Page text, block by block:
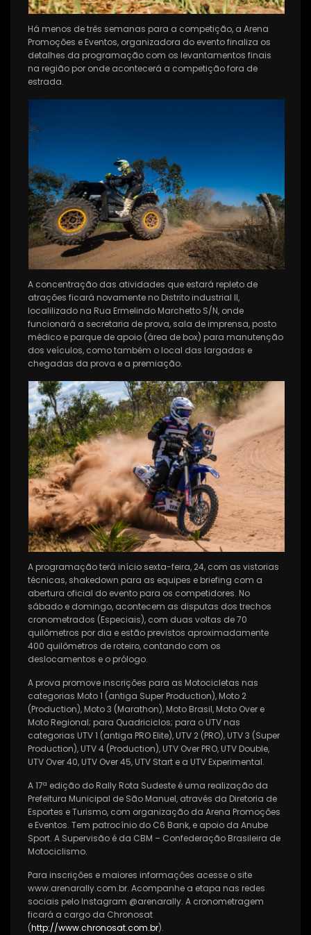
Há menos de três semanas para a competição, a Arena
Promoções e Eventos, organizadora do evento finaliza os
detalhes da programação com os levantamentos finais
na região por onde acontecerá a competição fora de
estrada.
A concentração das atividades que estará repleto de
atrações ficará novamente no Distrito industrial II,
localilizado na Rua Ermelindo Marchetto S/N, onde
funcionará a secretaria de prova, sala de imprensa, posto
médico e parque de apoio (área de box) para manutenção
dos veículos, como também o local das largadas e
chegadas da prova e a premiação.
A programação terá início sexta-feira, 24, com as vistorias
técnicas, shakedown para as equipes e briefing com a
abertura oficial do evento para os competidores. No
sábado e domingo, acontecem as disputas dos trechos
cronometrados (Especiais), com duas voltas de 70
quilômetros por dia e estão previstos aproximadamente
400 quilômetros de roteiro, contando com os
deslocamentos e o prólogo.
A prova promove inscrições para as Motocicletas nas
categorias Moto 1 (antiga Super Production), Moto 2
(Production), Moto 3 (Marathon), Moto Brasil, Moto Over e
Moto Regional; para Quadriciclos; para o UTV nas
categorias UTV 1 (antiga PRO Elite), UTV 2 (PRO), UTV 3 (Super
Production), UTV 4 (Production), UTV Over PRO, UTV Double,
UTV Over 40, UTV Over 45, UTV Start e a UTV Experimental.
A 17ª edição do Rally Rota Sudeste é uma realização da
Prefeitura Municipal de São Manuel, através da Diretoria de
Esportes e Turismo, com organização da Arena Promoções
e Eventos. Tem patrocínio do C6 Bank, e apoio da Anube
Sport. A Supervisão é da CBM – Confederação Brasileira de
Motociclismo.
Para inscrições e maiores informações acesse o site
www.arenarally.com.br. Acompanhe a etapa nas redes
sociais pelo Instagram @arenarally. A cronometragem
ficará a cargo da Chronosat
(http://www.chronosat.com.br).